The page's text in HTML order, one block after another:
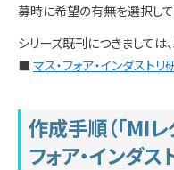
募時に希望の有無を選択して
シリーズ既刊につきましては
■ マス・フォア・インダストリ
作成手順（「MIレ
フォア・インダス